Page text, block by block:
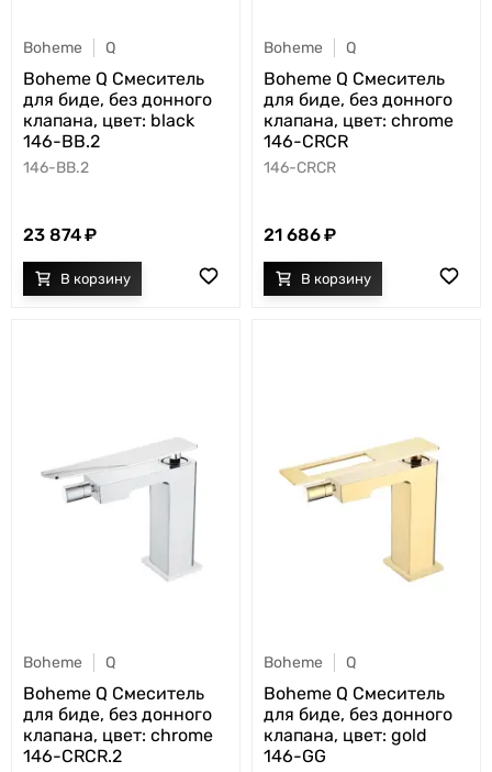
Boheme Q
Boheme Q Смеситель
для биде, без донного
клапана, цвет: black
146-BB.2
146-BB.2
23 874
Boheme Q
Boheme Q Смеситель
для биде, без донного
клапана, цвет: chrome
146-CRCR
146-CRCR
21 686
Boheme Q
Boheme Q Смеситель
для биде, без донного
клапана, цвет: chrome
146-CRCR.2
Boheme Q
Boheme Q Смеситель
для биде, без донного
клапана, цвет: gold
146-GG